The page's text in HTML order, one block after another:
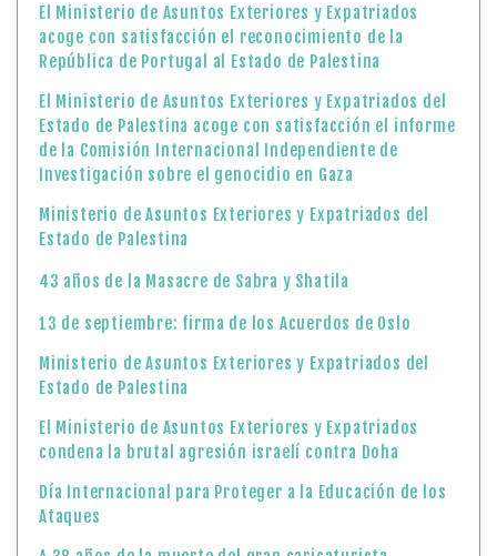
El Ministerio de Asuntos Exteriores y Expatriados
acoge con satisfacción el reconocimiento de la
República de Portugal al Estado de Palestina
El Ministerio de Asuntos Exteriores y Expatriados del
Estado de Palestina acoge con satisfacción el informe
de la Comisión Internacional Independiente de
Investigación sobre el genocidio en Gaza
Ministerio de Asuntos Exteriores y Expatriados del
Estado de Palestina
43 años de la Masacre de Sabra y Shatila
13 de septiembre: firma de los Acuerdos de Oslo
Ministerio de Asuntos Exteriores y Expatriados del
Estado de Palestina
El Ministerio de Asuntos Exteriores y Expatriados
condena la brutal agresión israelí contra Doha
Día Internacional para Proteger a la Educación de los
Ataques